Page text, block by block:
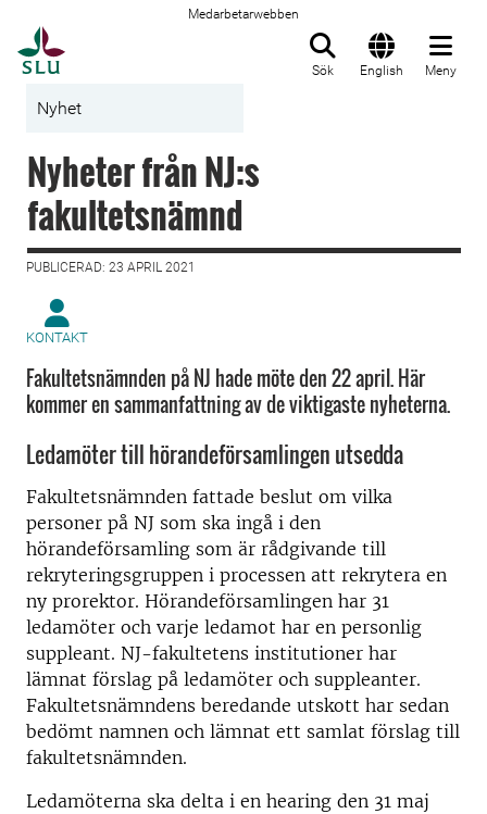
Medarbetarwebben
Sök English Meny
Nyhet
Nyheter från NJ:s
fakultetsnämnd
PUBLICERAD: 23 APRIL 2021
KONTAKT
Fakultetsnämnden på NJ hade möte den 22 april. Här
kommer en sammanfattning av de viktigaste nyheterna.
Ledamöter till hörandeförsamlingen utsedda
Fakultetsnämnden fattade beslut om vilka
personer på NJ som ska ingå i den
hörandeförsamling som är rådgivande till
rekryteringsgruppen i processen att rekrytera en
ny prorektor. Hörandeförsamlingen har 31
ledamöter och varje ledamot har en personlig
suppleant. NJ-fakultetens institutioner har
lämnat förslag på ledamöter och suppleanter.
Fakultetsnämndens beredande utskott har sedan
bedömt namnen och lämnat ett samlat förslag till
fakultetsnämnden.
Ledamöterna ska delta i en hearing den 31 maj